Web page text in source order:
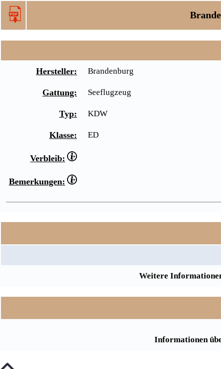
Hersteller: Brandenburg
Gattung: Seeflugzeug
Typ: KDW
Klasse: ED
Verbleib:
Bemerkungen:
Weitere
Informationen